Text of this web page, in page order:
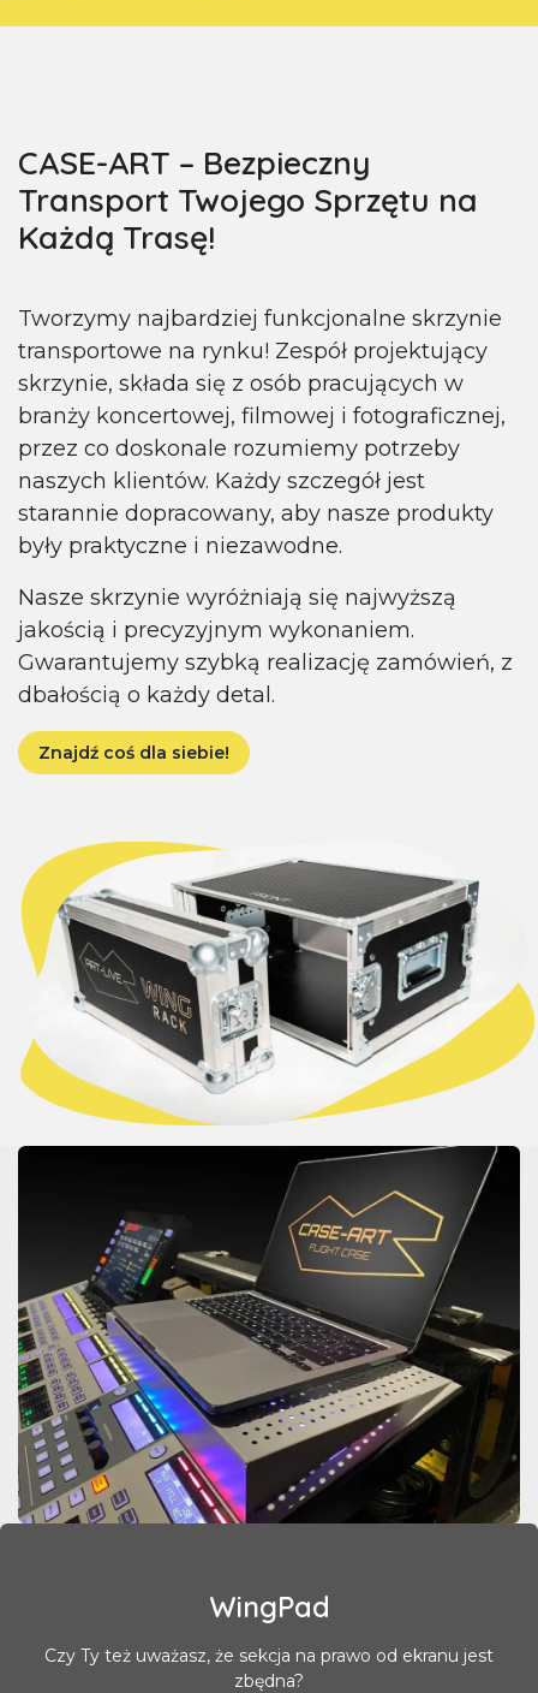
CASE-ART – Bezpieczny
Transport Twojego Sprzętu na
Każdą Trasę!
Tworzymy najbardziej funkcjonalne skrzynie
transportowe na rynku! Zespół projektujący
skrzynie, składa się z osób pracujących w
branży koncertowej, filmowej i fotograficznej,
przez co doskonale rozumiemy potrzeby
naszych klientów. Każdy szczegół jest
starannie dopracowany, aby nasze produkty
były praktyczne i niezawodne.
Nasze skrzynie wyróżniają się najwyższą
jakością i precyzyjnym wykonaniem.
Gwarantujemy szybką realizację zamówień, z
dbałością o każdy detal.
Znajdź coś dla siebie!
WingPad
Czy Ty też uważasz, że sekcja na prawo od ekranu jest
zbędna?